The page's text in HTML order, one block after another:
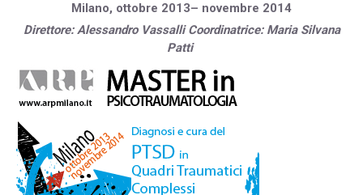
Milano, ottobre 2013– novembre 2014
Direttore: Alessandro Vassalli Coordinatrice: Maria Silvana
Patti